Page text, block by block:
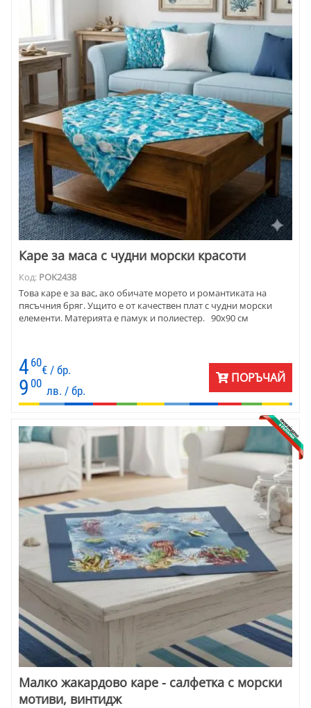
Каре за маса с чудни морски красоти
Код: POK2438
Това каре е за вас, ако обичате морето и романтиката на
пясъчния бряг. Ущито е от качествен плат с чудни морски
елементи. Материята е памук и полиестер. 90х90 см
4 60
€ / бр.
9 00
лв. / бр.
ПОРЪЧАЙ
Малко жакардово каре - салфетка с морски
мотиви, винтидж